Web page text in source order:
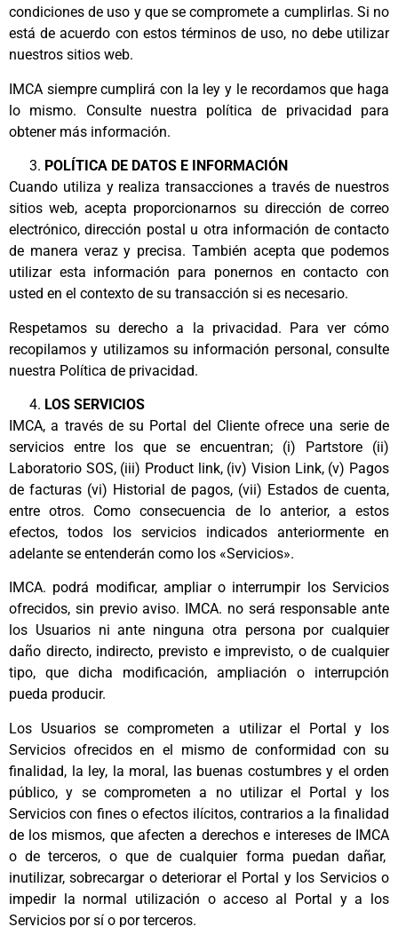
condiciones de uso y que se compromete a cumplirlas. Si no
está de acuerdo con estos términos de uso, no debe utilizar
nuestros sitios web.
IMCA siempre cumplirá con la ley y le recordamos que haga
lo mismo. Consulte nuestra política de privacidad para
obtener más información.
POLÍTICA DE DATOS E INFORMACIÓN
Cuando utiliza y realiza transacciones a través de nuestros
sitios web, acepta proporcionarnos su dirección de correo
electrónico, dirección postal u otra información de contacto
de manera veraz y precisa. También acepta que podemos
utilizar esta información para ponernos en contacto con
usted en el contexto de su transacción si es necesario.
Respetamos su derecho a la privacidad. Para ver cómo
recopilamos y utilizamos su información personal, consulte
nuestra Política de privacidad.
LOS SERVICIOS
IMCA, a través de su Portal del Cliente ofrece una serie de
servicios entre los que se encuentran; (i) Partstore (ii)
Laboratorio SOS, (iii) Product link, (iv) Vision Link, (v) Pagos
de facturas (vi) Historial de pagos, (vii) Estados de cuenta,
entre otros. Como consecuencia de lo anterior, a estos
efectos, todos los servicios indicados anteriormente en
adelante se entenderán como los «Servicios».
IMCA. podrá modificar, ampliar o interrumpir los Servicios
ofrecidos, sin previo aviso. IMCA. no será responsable ante
los Usuarios ni ante ninguna otra persona por cualquier
daño directo, indirecto, previsto e imprevisto, o de cualquier
tipo, que dicha modificación, ampliación o interrupción
pueda producir.
Los Usuarios se comprometen a utilizar el Portal y los
Servicios ofrecidos en el mismo de conformidad con su
finalidad, la ley, la moral, las buenas costumbres y el orden
público, y se comprometen a no utilizar el Portal y los
Servicios con fines o efectos ilícitos, contrarios a la finalidad
de los mismos, que afecten a derechos e intereses de IMCA
o de terceros, o que de cualquier forma puedan dañar,
inutilizar, sobrecargar o deteriorar el Portal y los Servicios o
impedir la normal utilización o acceso al Portal y a los
Servicios por sí o por terceros.